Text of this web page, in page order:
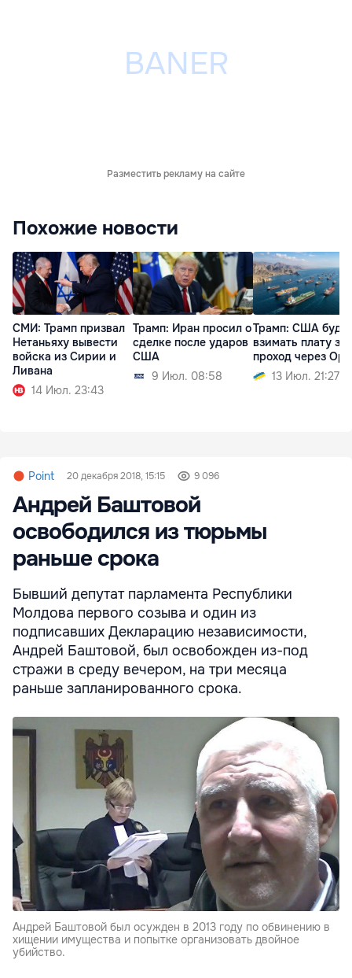
Разместить рекламу на сайте
Похожие новости
СМИ: Трамп призвал
Нетаньяху вывести
войска из Сирии и
Ливана
14 Июл. 23:43
Трамп: Иран просил о
сделке после ударов
США
9 Июл. 08:58
Трамп: США
взимать плату за
проход через
13 Июл. 21:27
Point 20 декабря 2018, 15:15 9 096
Андрей Баштовой
освободился из тюрьмы
раньше срока
Бывший депутат парламента Республики
Молдова первого созыва и один из
подписавших Декларацию независимости,
Андрей Баштовой, был освобожден из-под
стражи в среду вечером, на три месяца
раньше запланированного срока.
Андрей Баштовой был осужден в 2013 году по обвинению в
хищении имущества и попытке организовать двойное
убийство.